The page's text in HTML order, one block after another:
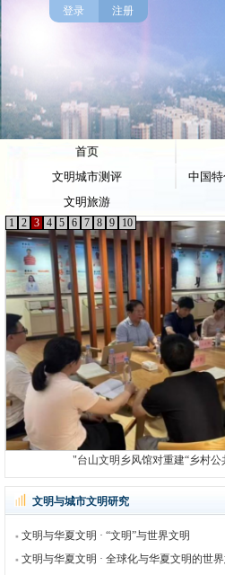
登录 注册
首页
文明城市测评
中国
文明旅游
1 2 3 4 5 6 7 8 9 10
"台山文明乡风馆对重建“乡村公
文明与城市文明研究
文明与华夏文明 · “文明”与世界文明
文明与华夏文明 · 全球化与华夏文明的世界